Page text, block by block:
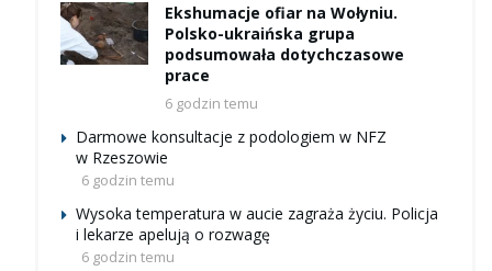
Ekshumacje ofiar na Wołyniu.
Polsko-ukraińska grupa
podsumowała dotychczasowe
prace
6 godzin temu
Darmowe konsultacje z podologiem w NFZ
w Rzeszowie
6 godzin temu
Wysoka temperatura w aucie zagraża życiu. Policja
i lekarze apelują o rozwagę
6 godzin temu